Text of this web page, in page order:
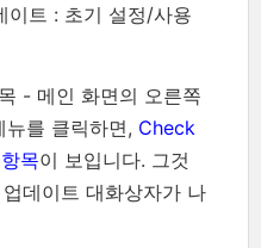
이트 : 초기 설정/사용
- 메인 화면의 오른쪽
를 클릭하면, Check
목이 보입니다. 그것
데이트 대화상자가 나